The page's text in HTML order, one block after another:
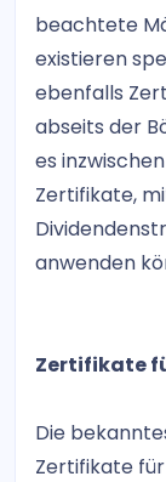
beachtete
existieren
ebenfalls
abseits der
es
Zertifikate,
anwenden
Zertifikate
Die
Zertifikate für